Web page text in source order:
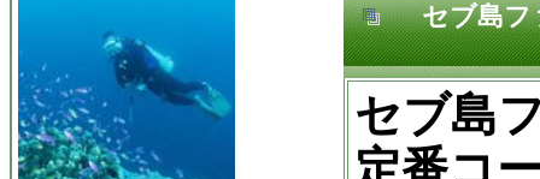
セブ島フ
セブ島